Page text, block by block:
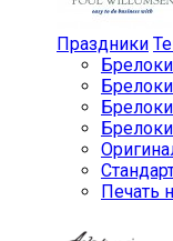
Праздники
Печать